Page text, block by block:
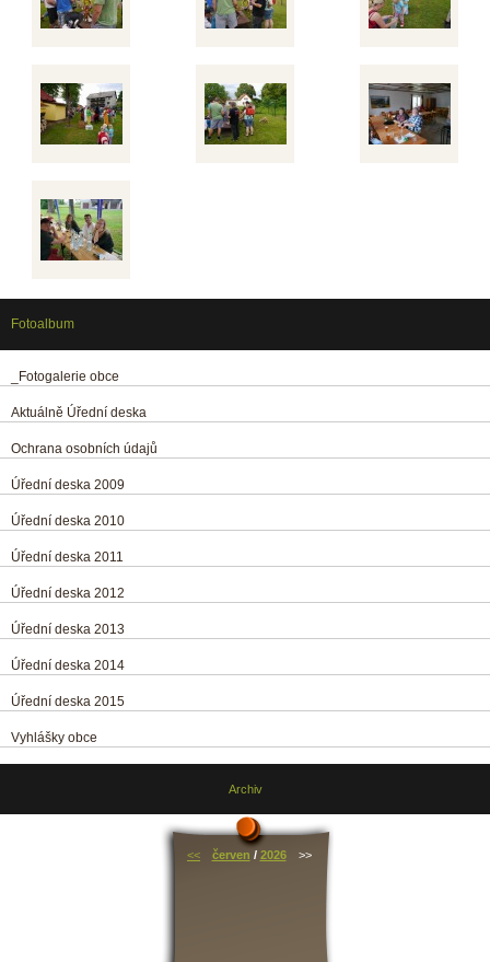
Fotoalbum
_Fotogalerie obce
Aktuálně Úřední deska
Ochrana osobních údajů
Úřední deska 2009
Úřední deska 2010
Úřední deska 2011
Úřední deska 2012
Úřední deska 2013
Úřední deska 2014
Úřední deska 2015
Vyhlášky obce
Archiv
<< červen / 2026 >>